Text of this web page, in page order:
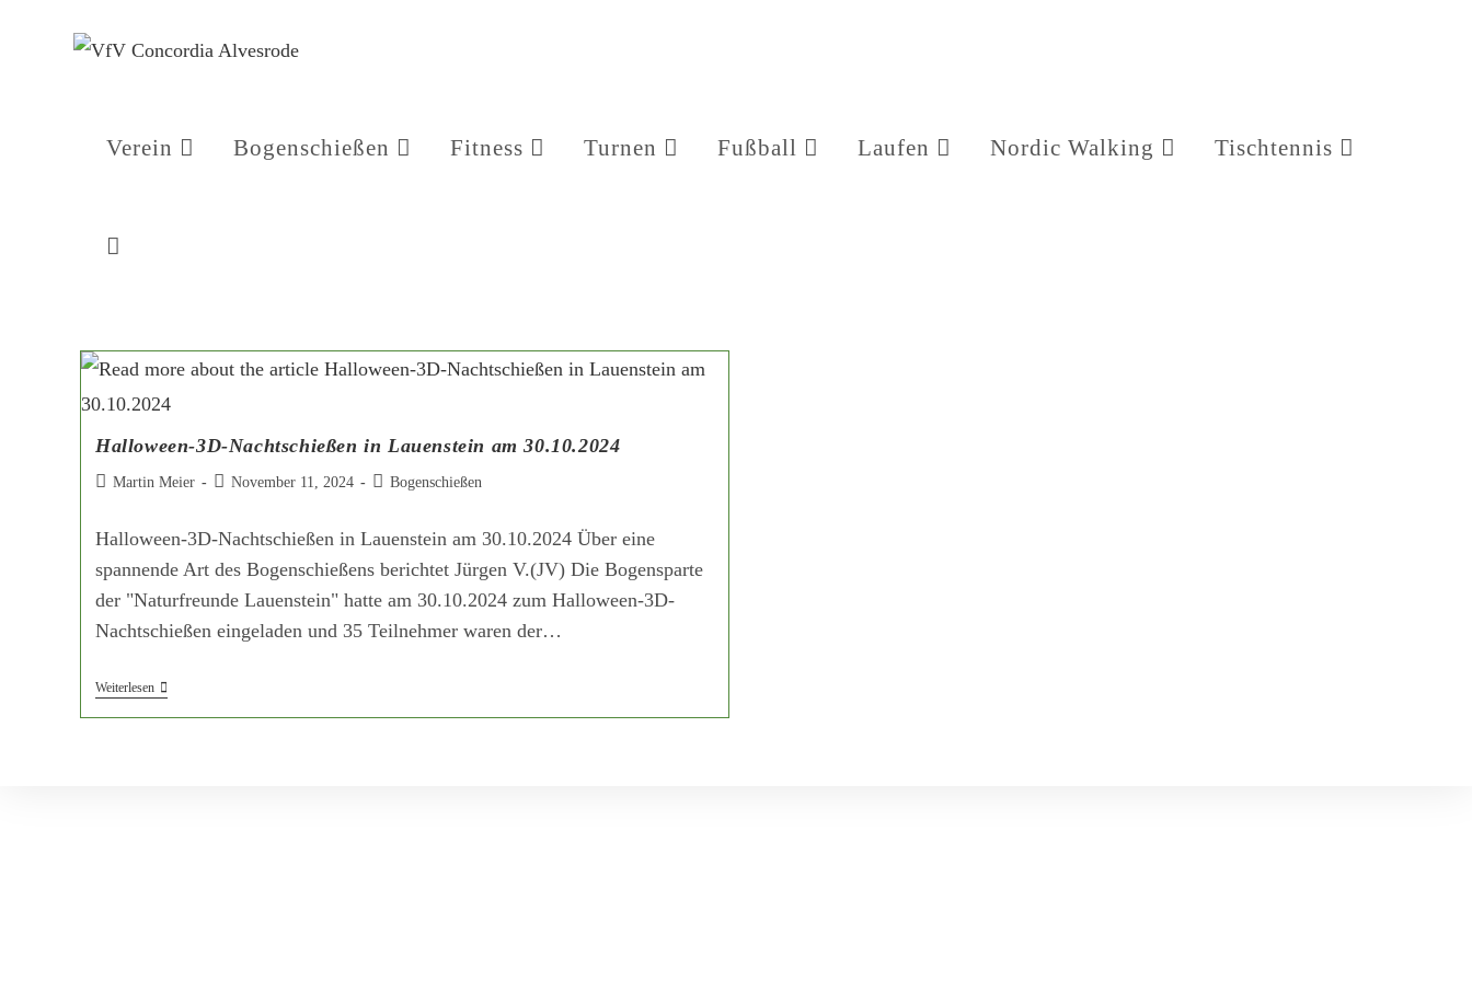
Verein Bogenschießen Fitness Turnen Fußball Laufen Nordic Walking Tischtennis
Halloween-3D-Nachtschießen in Lauenstein am 30.10.2024
Martin Meier November 11, 2024 Bogenschießen
Halloween-3D-Nachtschießen in Lauenstein am 30.10.2024 Über eine
spannende Art des Bogenschießens berichtet Jürgen V.(JV) Die Bogensparte
der "Naturfreunde Lauenstein" hatte am 30.10.2024 zum Halloween-3D-
Nachtschießen eingeladen und 35 Teilnehmer waren der…
Weiterlesen